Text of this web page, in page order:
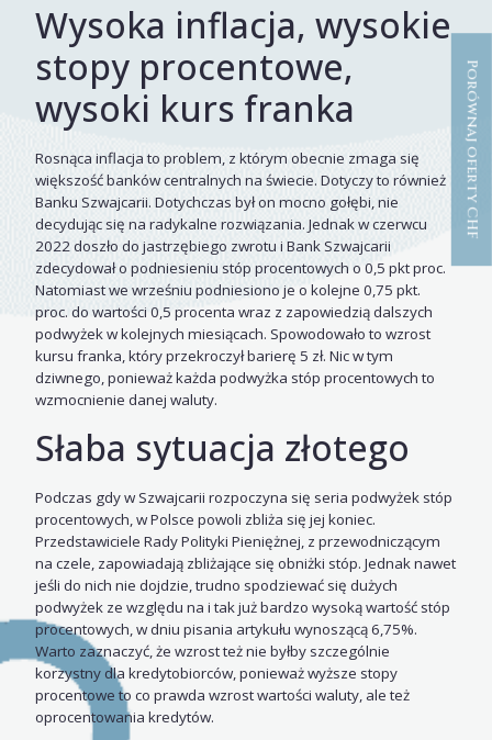
Porównaj oferty CHF
Wysoka inflacja, wysokie
stopy procentowe,
wysoki kurs franka
Rosnąca inflacja to problem, z którym obecnie zmaga się
większość banków centralnych na świecie. Dotyczy to również
Banku Szwajcarii. Dotychczas był on mocno gołębi, nie
decydując się na radykalne rozwiązania. Jednak w czerwcu
2022 doszło do jastrzębiego zwrotu i Bank Szwajcarii
zdecydował o podniesieniu stóp procentowych o 0,5 pkt proc.
Natomiast we wrześniu podniesiono je o kolejne 0,75 pkt.
proc. do wartości 0,5 procenta wraz z zapowiedzią dalszych
podwyżek w kolejnych miesiącach. Spowodowało to wzrost
kursu franka, który przekroczył barierę 5 zł. Nic w tym
dziwnego, ponieważ każda podwyżka stóp procentowych to
wzmocnienie danej waluty.
Słaba sytuacja złotego
Podczas gdy w Szwajcarii rozpoczyna się seria podwyżek stóp
procentowych, w Polsce powoli zbliża się jej koniec.
Przedstawiciele Rady Polityki Pieniężnej, z przewodniczącym
na czele, zapowiadają zbliżające się obniżki stóp. Jednak nawet
jeśli do nich nie dojdzie, trudno spodziewać się dużych
podwyżek ze względu na i tak już bardzo wysoką wartość stóp
procentowych, w dniu pisania artykułu wynoszącą 6,75%.
Warto zaznaczyć, że wzrost też nie byłby szczególnie
korzystny dla kredytobiorców, ponieważ wyższe stopy
procentowe to co prawda wzrost wartości waluty, ale też
oprocentowania kredytów.